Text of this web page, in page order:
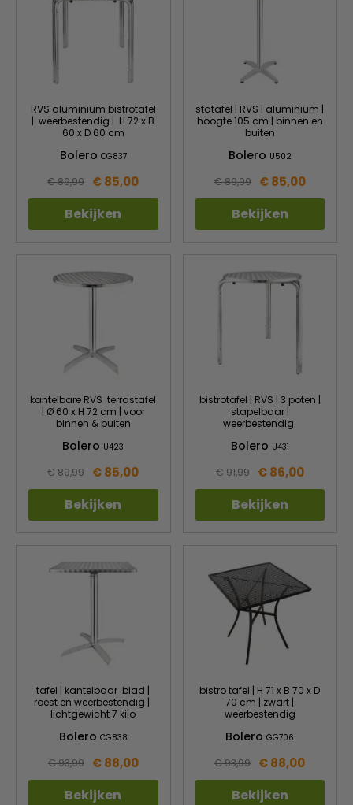
RVS aluminium bistrotafel
| weerbestendig | H 72 x B
60 x D 60 cm
Bolero CG837
€ 89,99 € 85,00
Bekijken
statafel | RVS | aluminium |
hoogte 105 cm | binnen en
buiten
Bolero U502
€ 89,99 € 85,00
Bekijken
kantelbare RVS terrastafel
| Ø 60 x H 72 cm | voor
binnen & buiten
Bolero U423
€ 89,99 € 85,00
Bekijken
bistrotafel | RVS | 3 poten |
stapelbaar |
weerbestendig
Bolero U431
€ 91,99 € 86,00
Bekijken
tafel | kantelbaar blad |
roest en weerbestendig |
lichtgewicht 7 kilo
Bolero CG838
€ 93,99 € 88,00
Bekijken
bistro tafel | H 71 x B 70 x D
70 cm | zwart |
weerbestendig
BoleroGG706
€ 93,99 € 88,00
Bekijken